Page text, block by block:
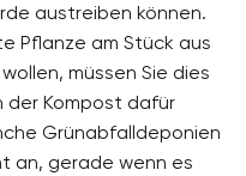
austreiben können.
Pflanze am Stück aus
müssen Sie dies
der Kompost dafür
Grünabfalldeponien
an, gerade wenn es